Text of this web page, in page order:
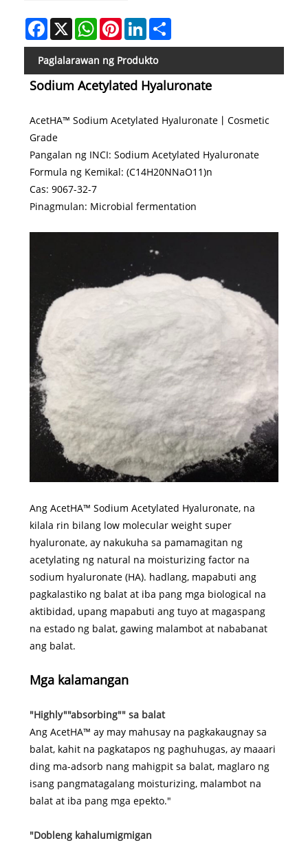
Facebook
X WhatsAppPinterestLinkedIn
Paglalarawan ng Produkto
Sodium Acetylated Hyaluronate
AcetHA™ Sodium Acetylated Hyaluronate丨Cosmetic
Grade
Pangalan ng INCI: Sodium Acetylated Hyaluronate
Formula ng Kemikal: (C14H20NNaO11)n
Cas: 9067-32-7
Pinagmulan: Microbial fermentation
Ang AcetHA™ Sodium Acetylated Hyaluronate, na
kilala rin bilang low molecular weight super
hyaluronate, ay nakukuha sa pamamagitan ng
acetylating ng natural na moisturizing factor na
sodium hyaluronate (HA). hadlang, mapabuti ang
pagkalastiko ng balat at iba pang mga biological na
aktibidad, upang mapabuti ang tuyo at magaspang
na estado ng balat, gawing malambot at nababanat
ang balat.
Mga kalamangan
"Highly""absorbing"" sa balat
Ang AcetHA™ ay may mahusay na pagkakaugnay sa
balat, kahit na pagkatapos ng paghuhugas, ay maaari
ding ma-adsorb nang mahigpit sa balat, maglaro ng
isang pangmatagalang moisturizing, malambot na
balat at iba pang mga epekto."
"Dobleng kahalumigmigan